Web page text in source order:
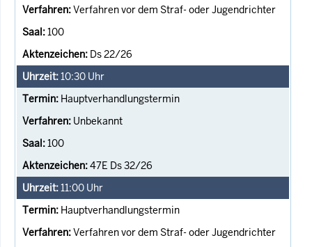
Verfahren vor dem Straf- oder Jugendrichter
100
Ds 22/26
10:30 Uhr
Hauptverhandlungstermin
Unbekannt
100
47E Ds 32/26
11:00 Uhr
Hauptverhandlungstermin
Verfahren vor dem Straf- oder Jugendrichter